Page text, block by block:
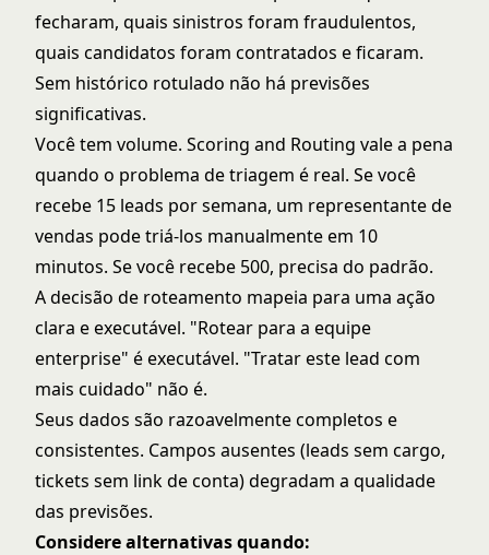
fecharam, quais sinistros foram fraudulentos,
quais candidatos foram contratados e ficaram.
Sem histórico rotulado não há previsões
significativas.
Você tem volume. Scoring and Routing vale a pena
quando o problema de triagem é real. Se você
recebe 15 leads por semana, um representante de
vendas pode triá-los manualmente em 10
minutos. Se você recebe 500, precisa do padrão.
A decisão de roteamento mapeia para uma ação
clara e executável. "Rotear para a equipe
enterprise" é executável. "Tratar este lead com
mais cuidado" não é.
Seus dados são razoavelmente completos e
consistentes. Campos ausentes (leads sem cargo,
tickets sem link de conta) degradam a qualidade
das previsões.
Considere alternativas quando: